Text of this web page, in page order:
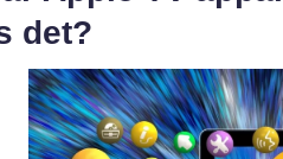
det?